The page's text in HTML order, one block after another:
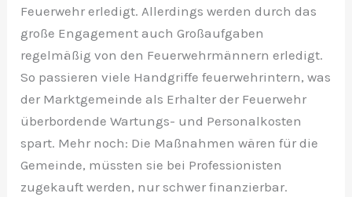
Feuerwehr erledigt. Allerdings werden durch das
große Engagement auch Großaufgaben
regelmäßig von den Feuerwehrmännern erledigt.
So passieren viele Handgriffe feuerwehrintern, was
der Marktgemeinde als Erhalter der Feuerwehr
überbordende Wartungs- und Personalkosten
spart. Mehr noch: Die Maßnahmen wären für die
Gemeinde, müssten sie bei Professionisten
zugekauft werden, nur schwer finanzierbar.